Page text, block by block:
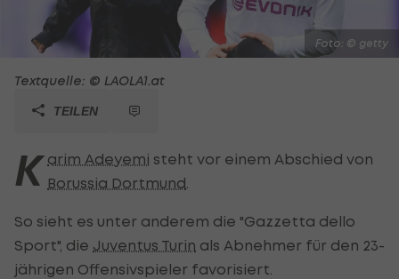
Foto: © getty
Textquelle: © LAOLA1.at
TEILEN
K arim Adeyemi steht vor einem Abschied von
Borussia Dortmund
So sieht es unter anderem die "Gazzetta dello
Sport", die Juventus Turin als Abnehmer für den 23-
jährigen Offensivspieler favorisiert.